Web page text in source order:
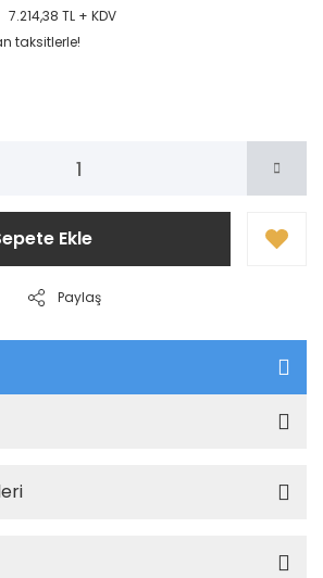
7.214,38 TL + KDV
taksitlerle!
Ekle
Paylaş